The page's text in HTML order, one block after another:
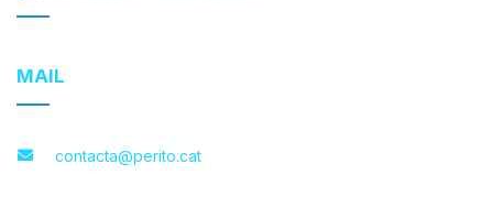
MAIL
contacta@perito.cat